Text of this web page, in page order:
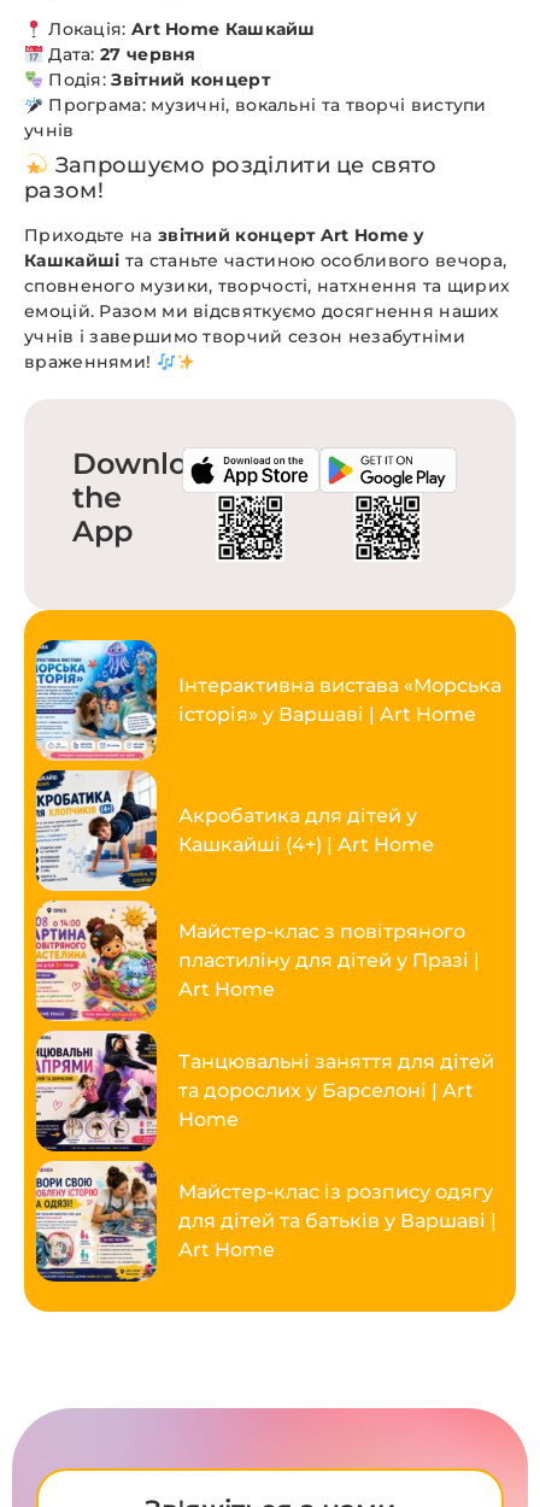
Локація: Art Home Кашкайш
Дата:27 червня
Подія:Звітний концерт
Програма: музичні, вокальні та творчі виступи
учнів
Запрошуємо розділити це свято
разом!
Приходьте на звітний концерт Art Home у
Кашкайші та станьте частиною особливого вечора,
сповненого музики, творчості, натхнення та щирих
емоцій. Разом ми відсвяткуємо досягнення наших
учнів і завершимо творчий сезон незабутніми
враженнями!
Download
the
App
Інтерактивна вистава «Морська
історія» у Варшаві | Art Home
Акробатика для дітей у
Кашкайші (4+) | Art Home
Майстер-клас з повітряного
пластиліну для дітей у Празі |
Art Home
Танцювальні заняття для дітей
та дорослих у Барселоні | Art
Home
Майстер-клас із розпису одягу
для дітей та батьків у Варшаві |
Art Home